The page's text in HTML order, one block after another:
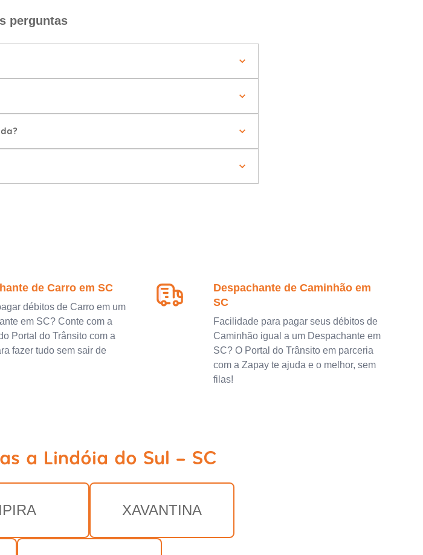
perguntas
de Carro em SC
débitos de Carro em um
em SC? Conte com a
Portal do Trânsito com a
fazer tudo sem sair de
Despachante de Caminhão em
SC
Facilidade para pagar seus débitos de
Caminhão igual a um Despachante em
SC? O Portal do Trânsito em parceria
com a Zapay te ajuda e o melhor, sem
filas!
a Lindóia do Sul - SC
IPIRA XAVANTINA